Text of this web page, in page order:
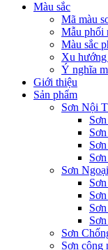
Màu sắc
Mã màu
Mẫu phối
Màu sắc
Xu hướng
Ý nghĩa
Giới thiệu
Sản phẩm
Sơn Nội
Sơn
Sơn
Sơn công